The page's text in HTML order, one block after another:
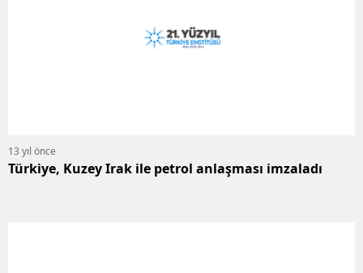
13 yıl önce
Türkiye, Kuzey Irak ile petrol anlaşması imzaladı